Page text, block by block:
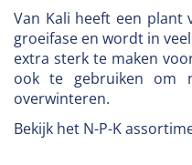
Van Kali heeft een
groeifase en wordt in
extra sterk te maken
ook te gebruiken om
overwinteren.
Bekijk het N-P-K